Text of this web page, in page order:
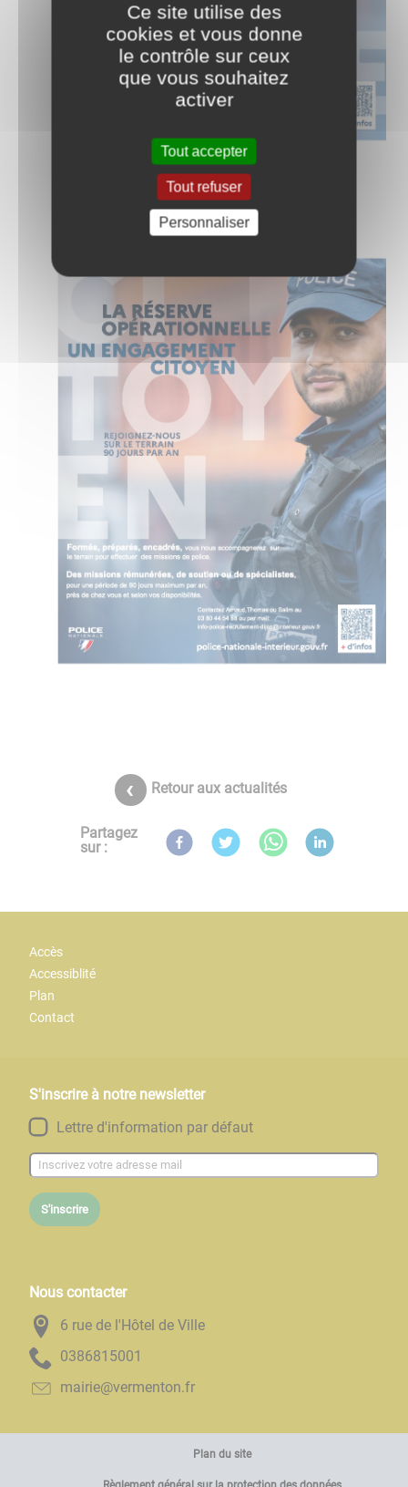
Retour aux actualités
Partagez
sur :
Accès
Accessiblité
Plan
Contact
S'inscrire à notre newsletter
Lettre d'information par défaut
S'inscrire
Nous contacter
6 rue de l'Hôtel de Ville
1005186830
rf.notnemrev@eiriam
Plan du site
Ce site utilise des
cookies et vous donne
le contrôle sur ceux
que vous souhaitez
activer
Tout accepter
Tout refuser
Personnaliser